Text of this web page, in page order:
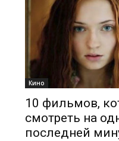
Кино
10 фильмов,
смотреть на
последней